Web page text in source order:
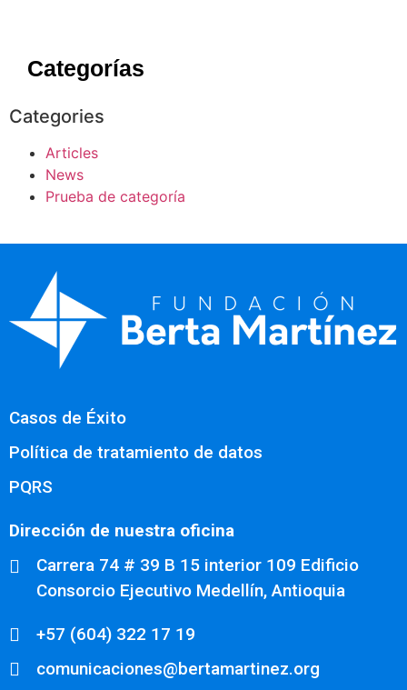
Categorías
Categories
Articles
News
Prueba de categoría
Casos de Éxito
Política de tratamiento de datos
PQRS
Dirección de nuestra oficina
Carrera 74 # 39 B 15 interior 109 Edificio
Consorcio Ejecutivo Medellín, Antioquia
+57 (604) 322 17 19
comunicaciones@bertamartinez.org